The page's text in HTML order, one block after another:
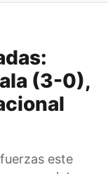
(3-0),
este